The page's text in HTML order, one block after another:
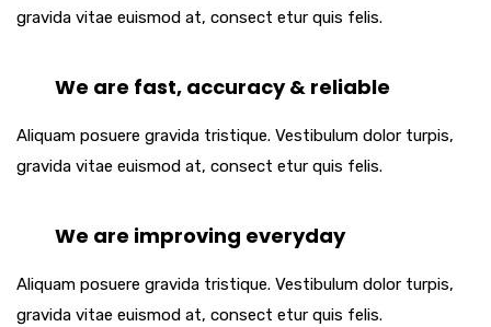
gravida vitae euismod at, consect etur quis felis.
We are fast, accuracy & reliable
Aliquam posuere gravida tristique. Vestibulum dolor turpis,
gravida vitae euismod at, consect etur quis felis.
We are improving everyday
Aliquam posuere gravida tristique. Vestibulum dolor turpis,
gravida vitae euismod at, consect etur quis felis.